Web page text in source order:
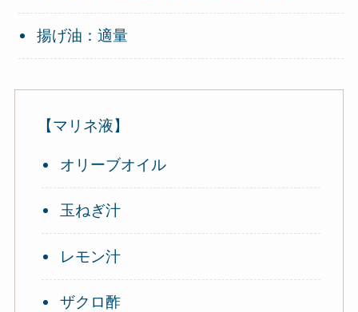
揚げ油：適量
【マリネ液】
オリーブオイル
玉ねぎ汁
レモン汁
ザクロ酢